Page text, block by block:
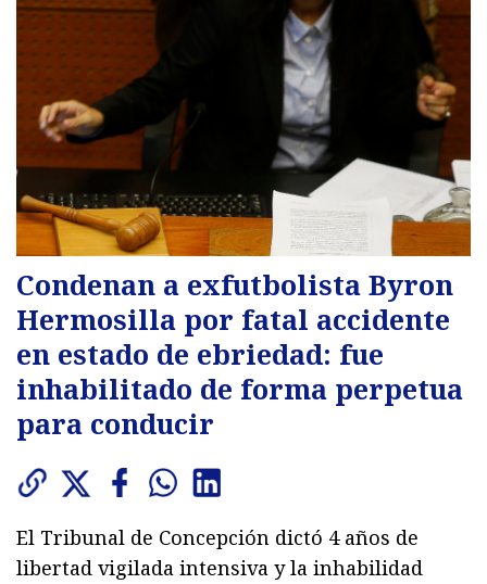
Condenan a exfutbolista Byron
Hermosilla por fatal accidente
en estado de ebriedad: fue
inhabilitado de forma perpetua
para conducir
El Tribunal de Concepción dictó 4 años de
libertad vigilada intensiva y la inhabilidad